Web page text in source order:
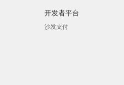
开发者平台
沙发支付